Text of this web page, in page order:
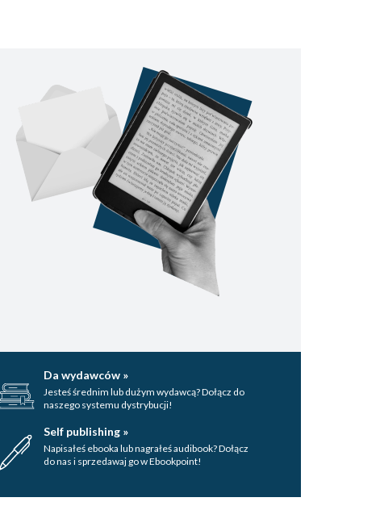
Da wydawców »
Jesteś średnim lub dużym wydawcą? Dołącz do
naszego systemu dystrybucji!
Self publishing »
Napisałeś ebooka lub nagrałeś audibook? Dołącz
do nas i sprzedawaj go w Ebookpoint!